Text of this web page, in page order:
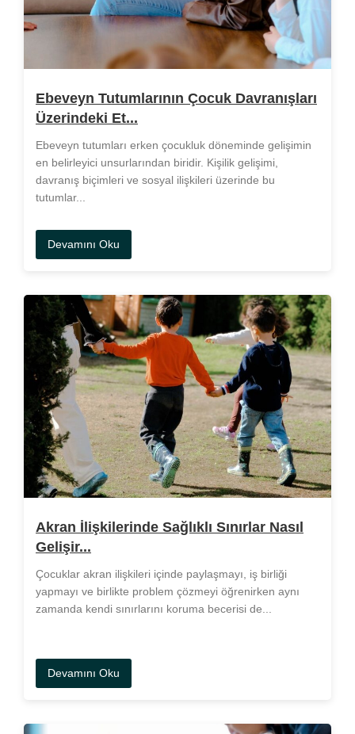
Ebeveyn Tutumlarının Çocuk Davranışları
Üzerindeki Et...
Ebeveyn tutumları erken çocukluk döneminde gelişimin
en belirleyici unsurlarından biridir. Kişilik gelişimi,
davranış biçimleri ve sosyal ilişkileri üzerinde bu
tutumlar...
Devamını Oku
Akran İlişkilerinde Sağlıklı Sınırlar Nasıl
Gelişir...
Çocuklar akran ilişkileri içinde paylaşmayı, iş birliği
yapmayı ve birlikte problem çözmeyi öğrenirken aynı
zamanda kendi sınırlarını koruma becerisi de...
Devamını Oku